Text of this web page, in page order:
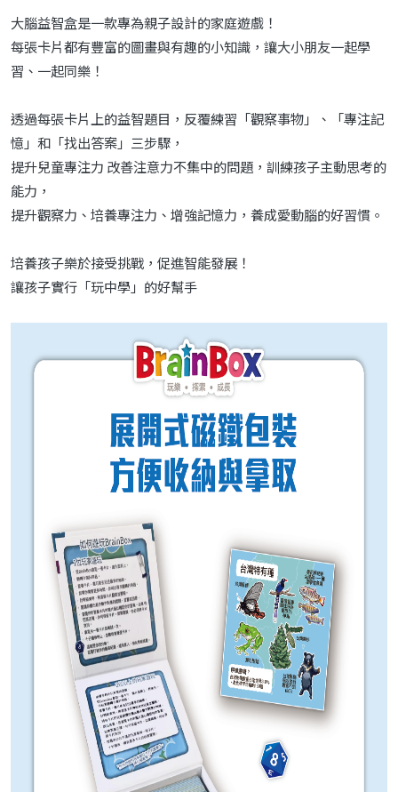
大腦益智盒是一款專為親子設計的家庭遊戲！
每張卡片都有豐富的圖畫與有趣的小知識，讓大小朋友一起學
習、一起同樂！
透過每張卡片上的益智題目，反覆練習「觀察事物」、「專注記
憶」和「找出答案」三步驟，
提升兒童專注力 改善注意力不集中的問題，訓練孩子主動思考的
能力，
提升觀察力、培養專注力、增強記憶力，養成愛動腦的好習慣。
培養孩子樂於接受挑戰，促進智能發展！
讓孩子實行「玩中學」的好幫手